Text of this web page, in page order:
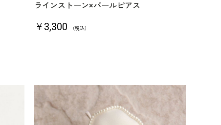
ラインストーン×パールピアス
￥3,300 （税込）